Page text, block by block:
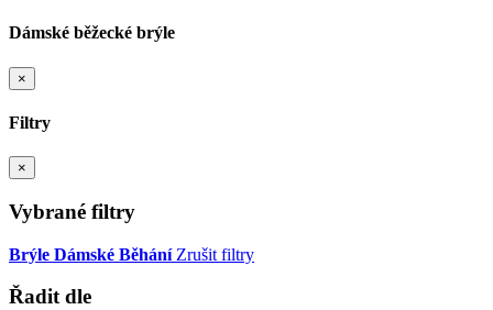
Dámské běžecké brýle
×
Filtry
×
Vybrané filtry
Brýle Dámské Běhání Zrušit filtry
Řadit dle